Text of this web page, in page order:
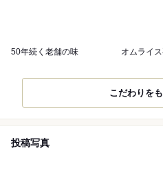
50年続く老舗の味 オムライ
こだわりを
投稿写真